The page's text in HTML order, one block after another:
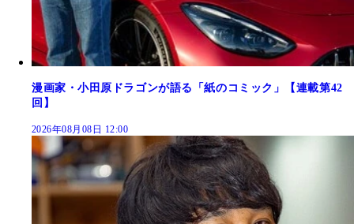
漫画家・小田原ドラゴンが語る「紙のコミック」【連載第42
回】
2026年08月08日 12:00